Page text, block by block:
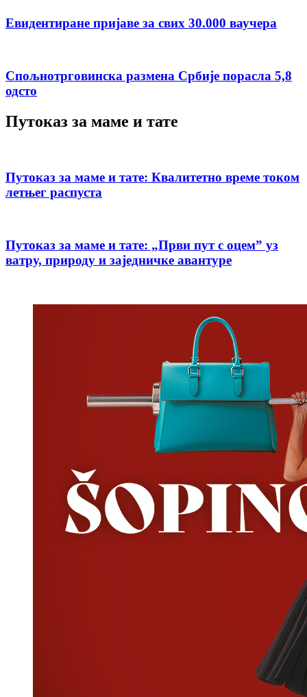
Евидентиране пријаве за свих 30.000 ваучера
Спољнотрговинска размена Србије порасла 5,8
одсто
Путоказ за маме и тате
Путоказ за маме и тате: Квалитетно време током
летњег распуста
Путоказ за маме и тате: „Први пут с оцемˮ уз
ватру, природу и заједничке авантуре